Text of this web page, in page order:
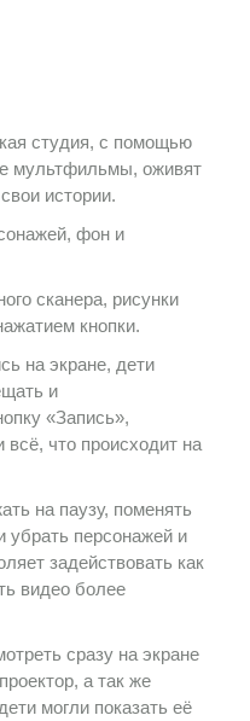
студия, с помощью
мультфильмы, оживят
истории.
фон и
сканера, рисунки
кнопки.
на экране, дети
и
«Запись»,
всё, что происходит на
на паузу, поменять
убрать персонажей и
задействовать как
видео более
сразу на экране
а так же
могли показать её